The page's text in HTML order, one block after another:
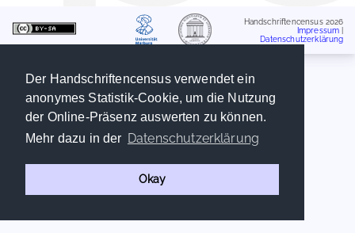
Der Handschriftencensus verwendet ein
anonymes Statistik-Cookie, um die Nutzung
der Online-Präsenz auswerten zu können.
Mehr dazu in der Datenschutzerklärung
Okay
Handschriftencensus 2026
Impressum
Datenschutzerklärung